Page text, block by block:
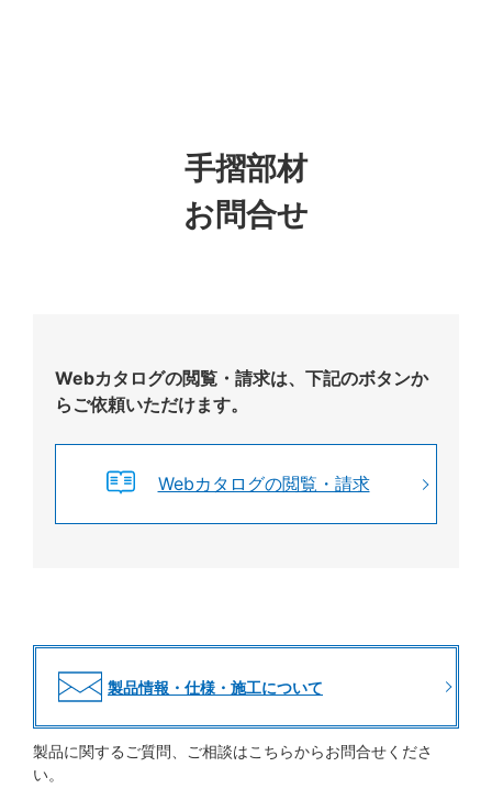
手摺部材
お問合せ
Webカタログの閲覧・請求は、下記のボタンか
らご依頼いただけます。
Webカタログの閲覧・請求
製品情報・仕様・施工について
製品に関するご質問、ご相談はこちらからお問合せくださ
い。